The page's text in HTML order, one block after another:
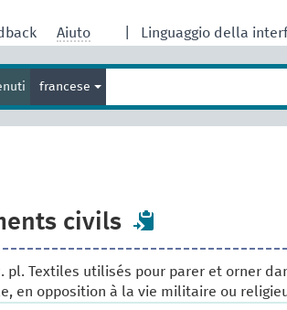
Linguaggio della
Aiuto
francese
termine
per
civils
pl. Textiles utilisés pour parer et orner
en opposition à la vie militaire ou